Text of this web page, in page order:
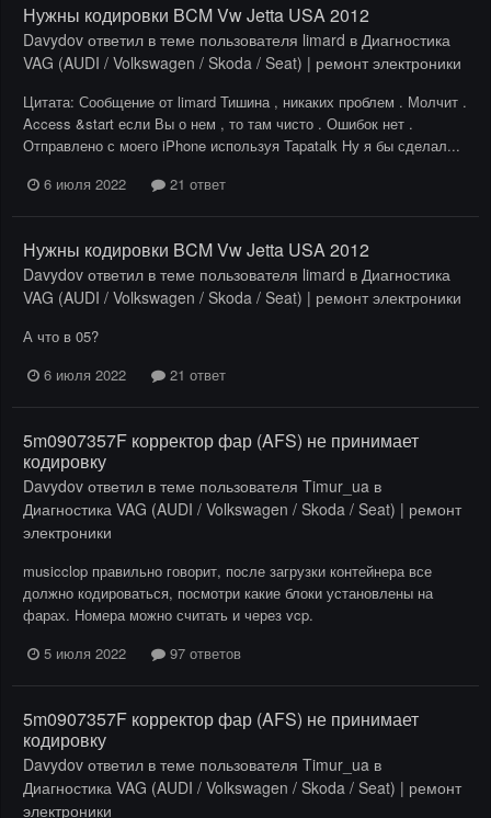
Нужны кодировки BCM Vw Jetta USA 2012
Davydov ответил в теме пользователя limard в Диагностика
VAG (AUDI / Volkswagen / Skoda / Seat) | ремонт электроники
Цитата: Сообщение от limard Тишина , никаких проблем . Молчит .
Access &start если Вы о нем , то там чисто . Ошибок нет .
Отправлено с моего iPhone используя Tapatalk Ну я бы сделал...
6 июля 2022
21 ответ
Нужны кодировки BCM Vw Jetta USA 2012
Davydov ответил в теме пользователя limard в Диагностика
VAG (AUDI / Volkswagen / Skoda / Seat) | ремонт электроники
А что в 05?
6 июля 2022
21 ответ
5m0907357F корректор фар (AFS) не принимает
кодировку
Davydov ответил в теме пользователя Timur_ua в
Диагностика VAG (AUDI / Volkswagen / Skoda / Seat) | ремонт
электроники
musicclop правильно говорит, после загрузки контейнера все
должно кодироваться, посмотри какие блоки установлены на
фарах. Номера можно считать и через vcp.
5 июля 2022
97 ответов
5m0907357F корректор фар (AFS) не принимает
кодировку
Davydov ответил в теме пользователя Timur_ua в
Диагностика VAG (AUDI / Volkswagen / Skoda / Seat) | ремонт
электроники